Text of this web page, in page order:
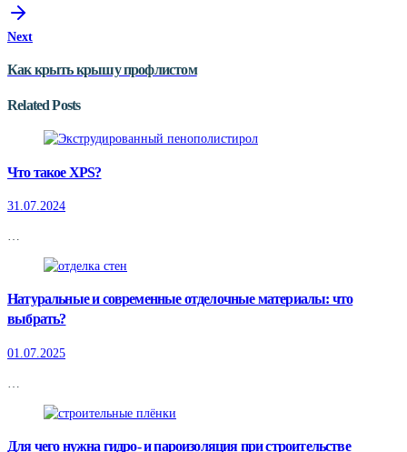
Next
Как крыть крышу профлистом
Related Posts
Что такое XPS?
31.07.2024
Натуральные и современные отделочные материалы: что
выбрать?
01.07.2025
Для чего нужна гидро- и пароизоляция при строительстве